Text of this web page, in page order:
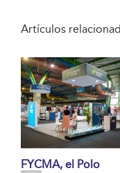
Artículos
FYCMA, el Polo